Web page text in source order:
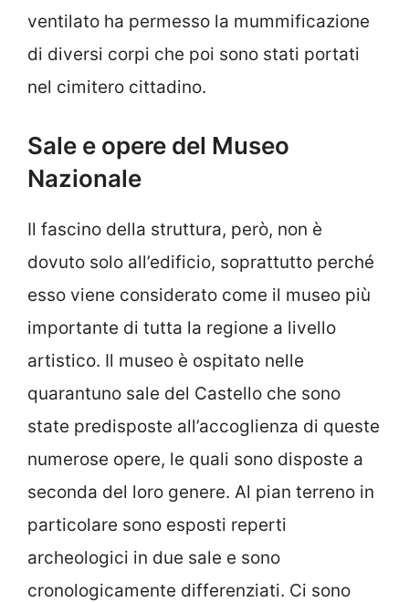
ventilato ha permesso la mummificazione
di diversi corpi che poi sono stati portati
nel cimitero cittadino.
Sale e opere del Museo
Nazionale
Il fascino della struttura, però, non è
dovuto solo all’edificio, soprattutto perché
esso viene considerato come il museo più
importante di tutta la regione a livello
artistico. Il museo è ospitato nelle
quarantuno sale del Castello che sono
state predisposte all’accoglienza di queste
numerose opere, le quali sono disposte a
seconda del loro genere. Al pian terreno in
particolare sono esposti reperti
archeologici in due sale e sono
cronologicamente differenziati. Ci sono